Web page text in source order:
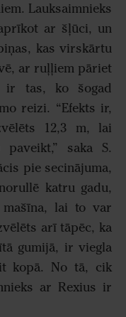
Lauksaimnieks
ar šļūci, un
kas virskārtu
ar ruļļiem pāriet
ir tas, ko šogad
reizi. “Efekts ir,
12,3 m, lai
saka S.
pie secinājuma,
katru gadu,
lai to var
arī tāpēc, ka
gumijā, ir viegla
kopā. No tā, cik
ar Rexius ir